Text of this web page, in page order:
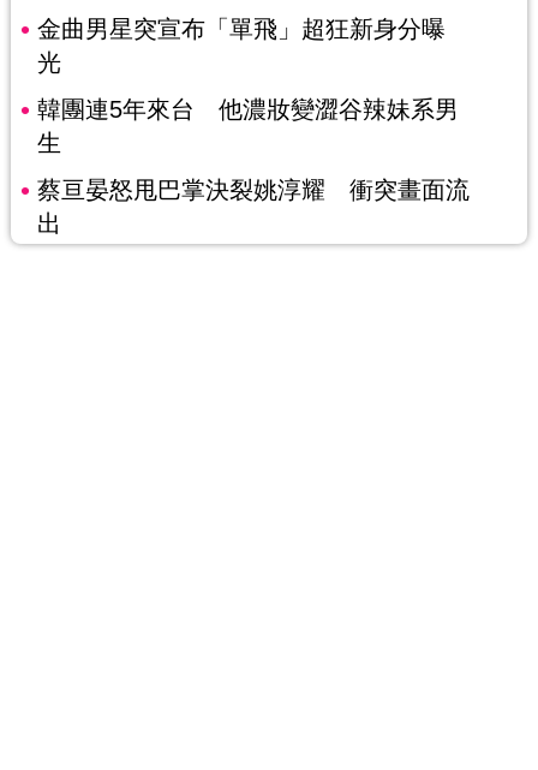
金曲男星突宣布「單飛」超狂新身分曝
光
韓團連5年來台 他濃妝變澀谷辣妹系男
生
蔡亘晏怒甩巴掌決裂姚淳耀 衝突畫面流
出